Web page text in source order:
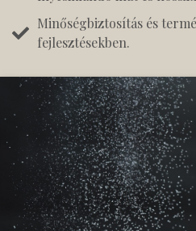
Minőségbiztosítás és
fejlesztésekben.